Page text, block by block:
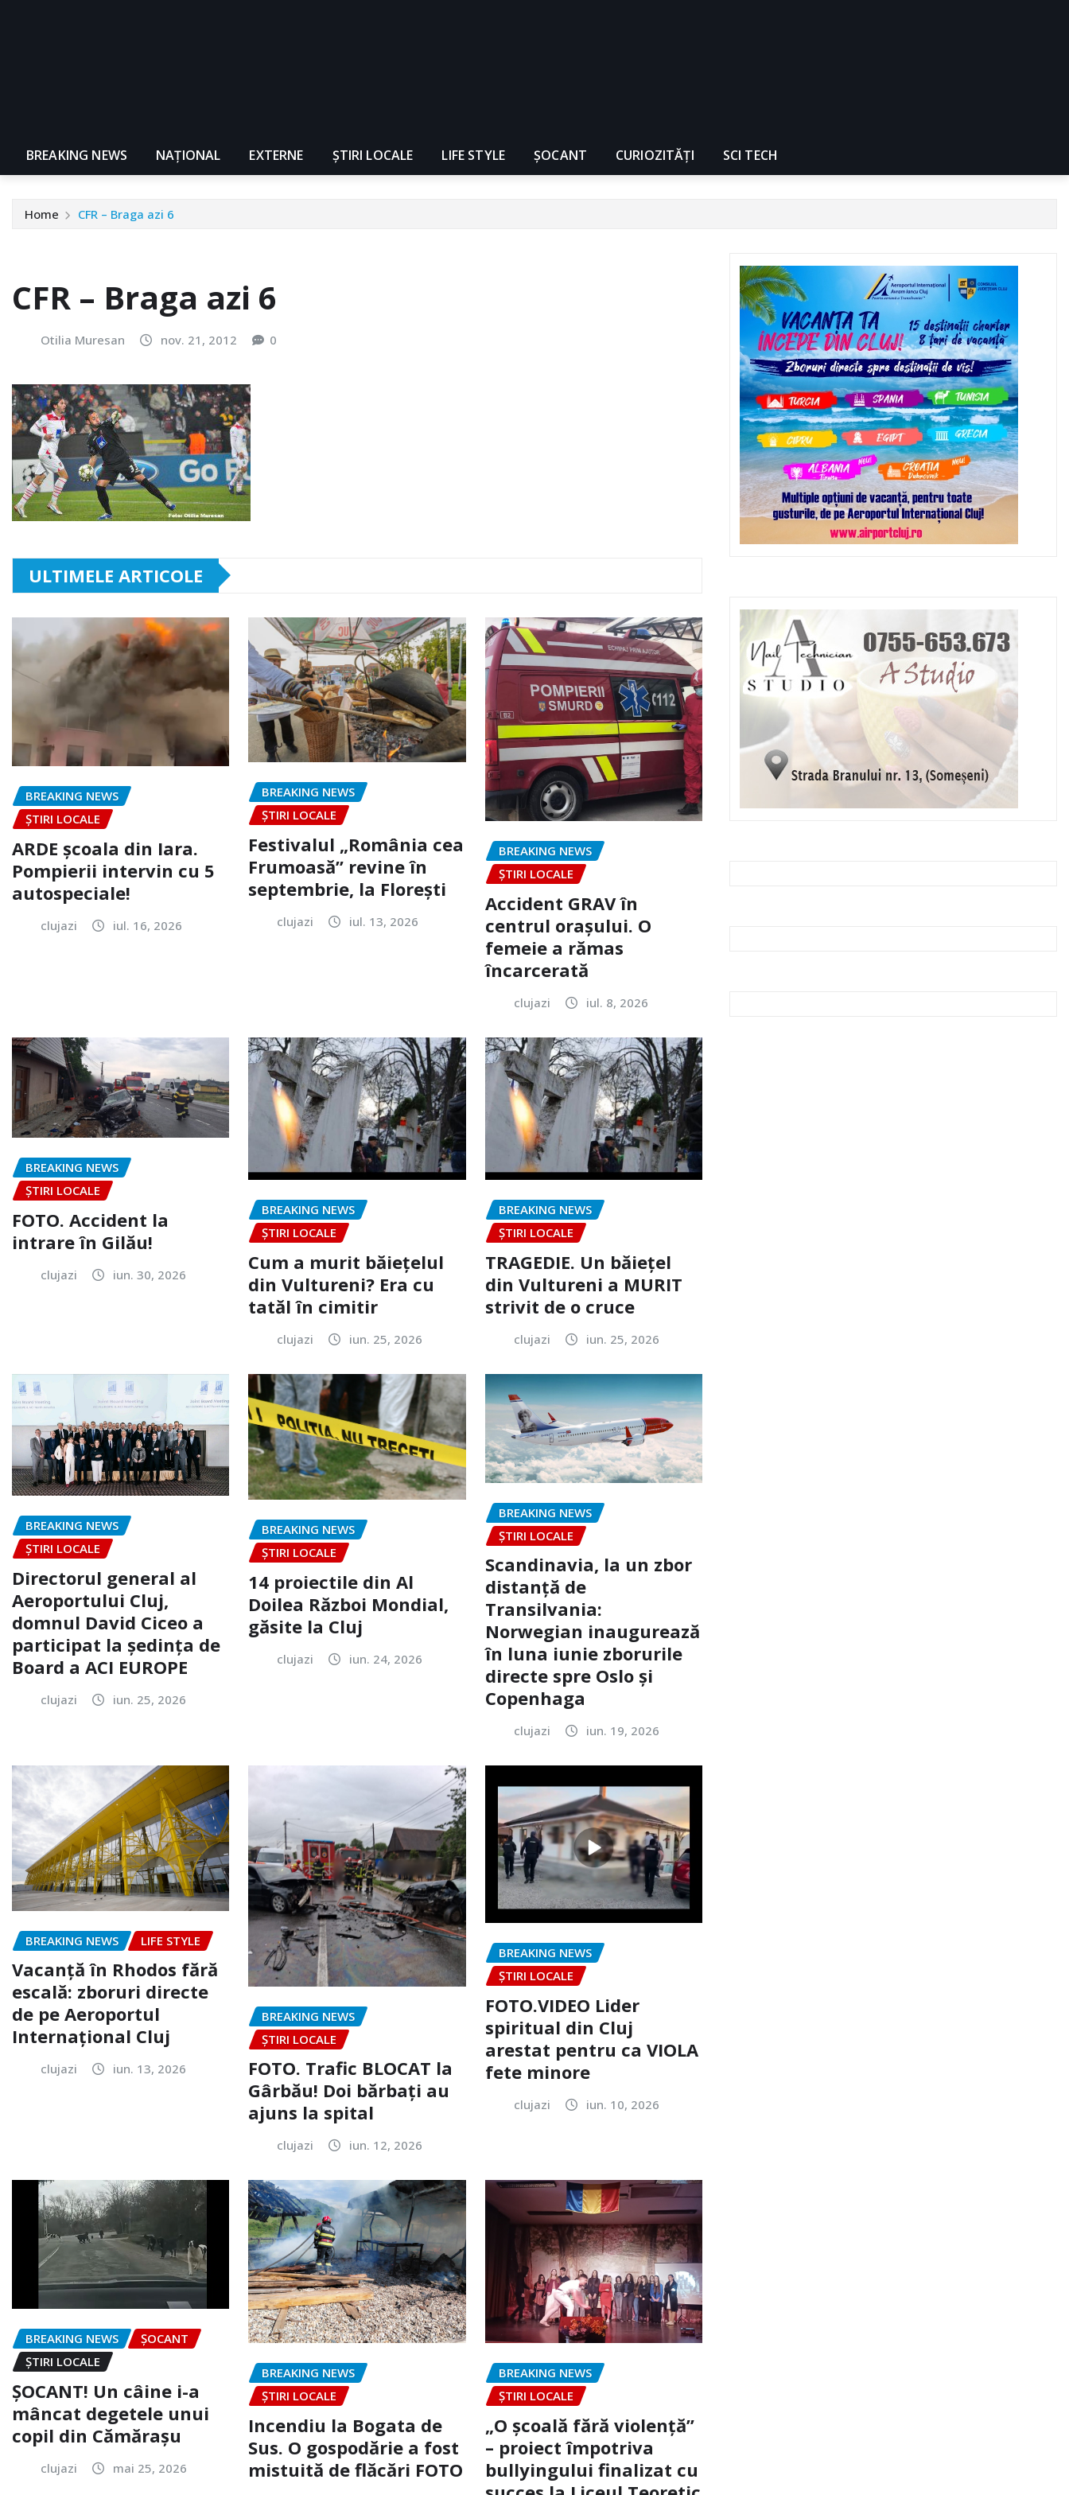
BREAKING NEWS NAŢIONAL EXTERNE ȘTIRI LOCALE LIFE STYLE ȘOCANT CURIOZITĂȚI SCI TECH
Home CFR – Braga azi 6
CFR – Braga azi 6
Otilia Muresan nov. 21, 2012 0
ULTIMELE ARTICOLE
BREAKING NEWS
ȘTIRI LOCALE
ARDE școala din Iara.
Pompierii intervin cu 5
autospeciale!
clujazi iul. 16, 2026
BREAKING NEWS
ȘTIRI LOCALE
Festivalul „România cea
Frumoasă” revine în
septembrie, la Florești
clujazi iul. 13, 2026
BREAKING NEWS
ȘTIRI LOCALE
Accident GRAV în
centrul orașului. O
femeie a rămas
încarcerată
clujazi iul. 8, 2026
BREAKING NEWS
ȘTIRI LOCALE
FOTO. Accident la
intrare în Gilău!
clujazi iun. 30, 2026
BREAKING NEWS
ȘTIRI LOCALE
Cum a murit băiețelul
din Vultureni? Era cu
tatăl în cimitir
clujazi iun. 25, 2026
BREAKING NEWS
ȘTIRI LOCALE
TRAGEDIE. Un băiețel
din Vultureni a MURIT
strivit de o cruce
clujazi iun. 25, 2026
BREAKING NEWS
ȘTIRI LOCALE
Directorul general al
Aeroportului Cluj,
domnul David Ciceo a
participat la ședința de
Board a ACI EUROPE
clujazi iun. 25, 2026
BREAKING NEWS
ȘTIRI LOCALE
14 proiectile din Al
Doilea Război Mondial,
găsite la Cluj
clujazi iun. 24, 2026
BREAKING NEWS
ȘTIRI LOCALE
Scandinavia, la un zbor
distanță de
Transilvania:
Norwegian inaugurează
în luna iunie zborurile
directe spre Oslo și
Copenhaga
clujazi iun. 19, 2026
BREAKING NEWS LIFE STYLE
Vacanță în Rhodos fără
escală: zboruri directe
de pe Aeroportul
Internațional Cluj
clujazi iun. 13, 2026
BREAKING NEWS
ȘTIRI LOCALE
FOTO. Trafic BLOCAT la
Gârbău! Doi bărbați au
ajuns la spital
clujazi iun. 12, 2026
BREAKING NEWS
ȘTIRI LOCALE
FOTO.VIDEO Lider
spiritual din Cluj
arestat pentru ca VIOLA
fete minore
clujazi iun. 10, 2026
BREAKING NEWS
ȘOCANT
ȘTIRI LOCALE
ȘOCANT! Un câine i-a
mâncat degetele unui
copil din Cămărașu
clujazi mai 25, 2026
BREAKING NEWS
ȘTIRI LOCALE
Incendiu la Bogata de
Sus. O gospodărie a fost
mistuită de flăcări FOTO
BREAKING NEWS
ȘTIRI LOCALE
„O școală fără violență”
– proiect împotriva
bullyingului finalizat cu